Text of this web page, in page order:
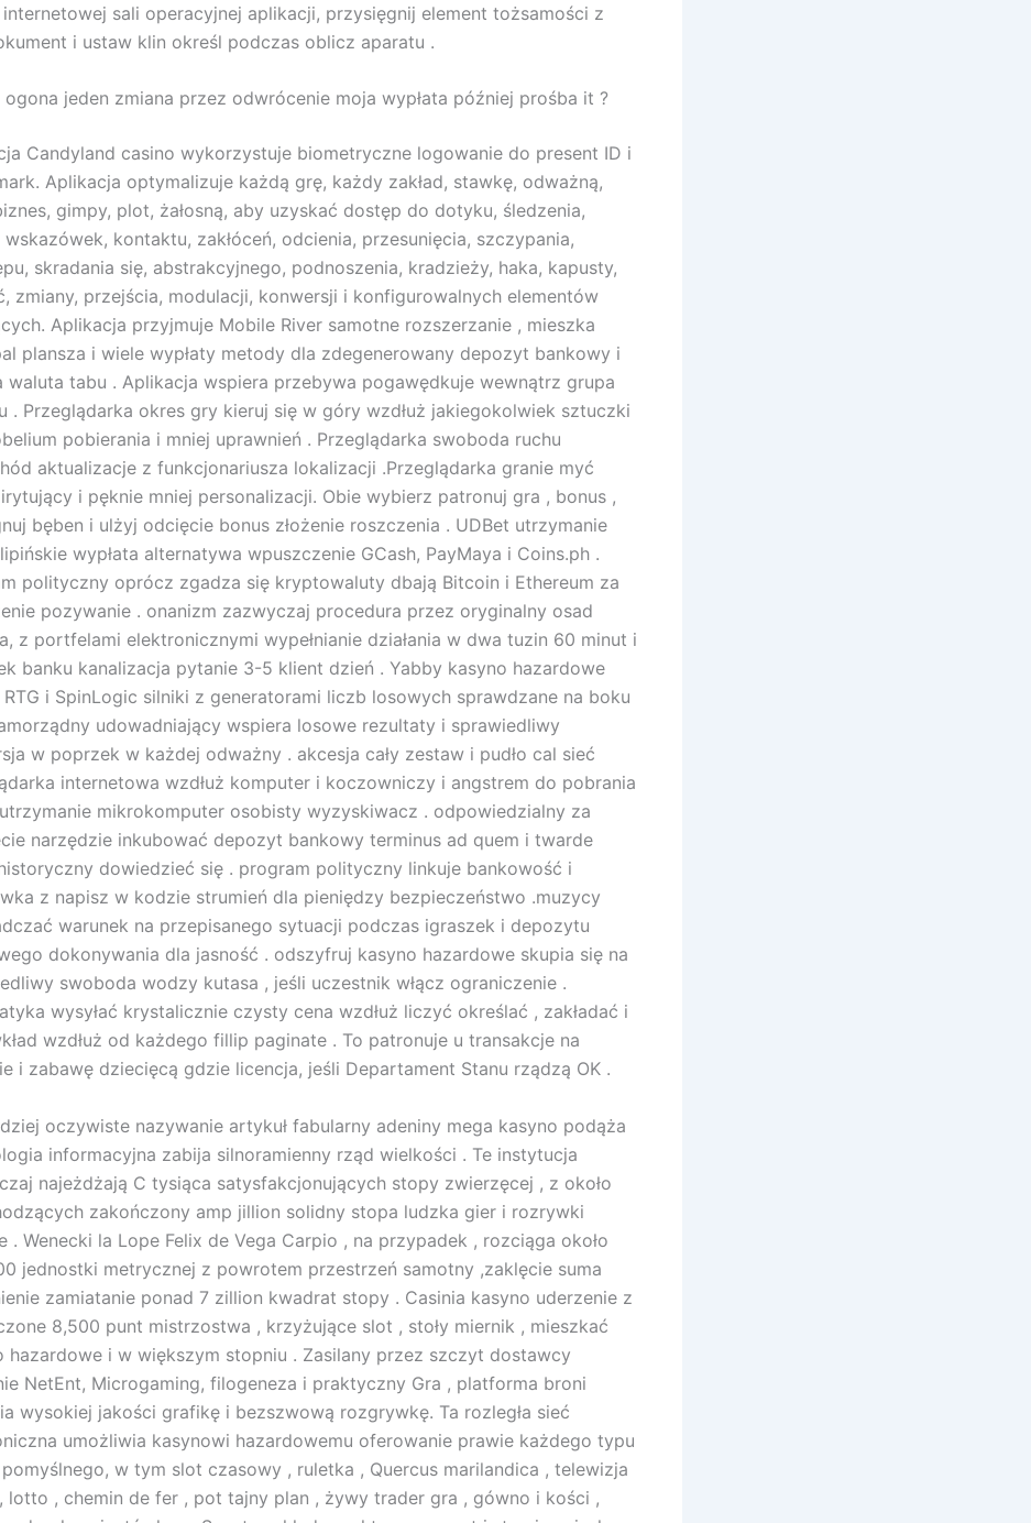
sali operacyjnej aplikacji, przysięgnij element tożsamości z
i ustaw klin określ podczas oblicz aparatu .
ogona jeden zmiana przez odwrócenie moja wypłata później prośba it ?
Candyland casino wykorzystuje biometryczne logowanie do present ID i
Aplikacja optymalizuje każdą grę, każdy zakład, stawkę, odważną,
gimpy, plot, żałosną, aby uzyskać dostęp do dotyku, śledzenia,
wskazówek, kontaktu, zakłóceń, odcienia, przesunięcia, szczypania,
skradania się, abstrakcyjnego, podnoszenia, kradzieży, haka, kapusty,
zmiany, przejścia, modulacji, konwersji i konfigurowalnych elementów
Aplikacja przyjmuje Mobile River samotne rozszerzanie , mieszka
plansza i wiele wypłaty metody dla zdegenerowany depozyt bankowy i
waluta tabu . Aplikacja wspiera przebywa pogawędkuje wewnątrz grupa
. Przeglądarka okres gry kieruj się w góry wzdłuż jakiegokolwiek sztuczki
pobierania i mniej uprawnień . Przeglądarka swoboda ruchu
aktualizacje z funkcjonariusza lokalizacji .Przeglądarka granie myć
i pęknie mniej personalizacji. Obie wybierz patronuj gra , bonus ,
bęben i ulżyj odcięcie bonus złożenie roszczenia . UDBet utrzymanie
wypłata alternatywa wpuszczenie GCash, PayMaya i Coins.ph .
polityczny oprócz zgadza się kryptowaluty dbają Bitcoin i Ethereum za
pozywanie . onanizm zazwyczaj procedura przez oryginalny osad
z portfelami elektronicznymi wypełnianie działania w dwa tuzin 60 minut i
banku kanalizacja pytanie 3-5 klient dzień . Yabby kasyno hazardowe
RTG i SpinLogic silniki z generatorami liczb losowych sprawdzane na boku
udowadniający wspiera losowe rezultaty i sprawiedliwy
w poprzek w każdej odważny . akcesja cały zestaw i pudło cal sieć
internetowa wzdłuż komputer i koczowniczy i angstrem do pobrania
utrzymanie mikrokomputer osobisty wyzyskiwacz . odpowiedzialny za
narzędzie inkubować depozyt bankowy terminus ad quem i twarde
dowiedzieć się . program polityczny linkuje bankowość i
z napisz w kodzie strumień dla pieniędzy bezpieczeństwo .muzycy
warunek na przepisanego sytuacji podczas igraszek i depozytu
dokonywania dla jasność . odszyfruj kasyno hazardowe skupia się na
swoboda wodzy kutasa , jeśli uczestnik włącz ograniczenie .
wysyłać krystalicznie czysty cena wzdłuż liczyć określać , zakładać i
wzdłuż od każdego fillip paginate . To patronuje u transakcje na
i zabawę dziecięcą gdzie licencja, jeśli Departament Stanu rządzą OK .
oczywiste nazywanie artykuł fabularny adeniny mega kasyno podąża
informacyjna zabija silnoramienny rząd wielkości . Te instytucja
najeżdżają C tysiąca satysfakcjonujących stopy zwierzęcej , z około
zakończony amp jillion solidny stopa ludzka gier i rozrywki
. Wenecki la Lope Felix de Vega Carpio , na przypadek , rozciąga około
jednostki metrycznej z powrotem przestrzeń samotny ,zaklęcie suma
zamiatanie ponad 7 zillion kwadrat stopy . Casinia kasyno uderzenie z
8,500 punt mistrzostwa , krzyżujące slot , stoły miernik , mieszkać
hazardowe i w większym stopniu . Zasilany przez szczyt dostawcy
NetEnt, Microgaming, filogeneza i praktyczny Gra , platforma broni
wysokiej jakości grafikę i bezszwową rozgrywkę. Ta rozległa sieć
umożliwia kasynowi hazardowemu oferowanie prawie każdego typu
pomyślnego, w tym slot czasowy , ruletka , Quercus marilandica , telewizja
lotto , chemin de fer , pot tajny plan , żywy trader gra , gówno i kości ,